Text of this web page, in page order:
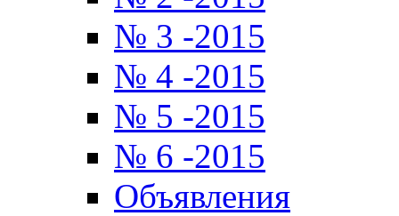
№ 3 -2015
№ 4 -2015
№ 5 -2015
№ 6 -2015
Объявления